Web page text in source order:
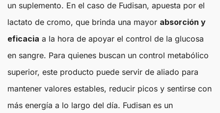
un suplemento. En el caso de Fudisan, apuesta por el
lactato de cromo, que brinda una mayor absorción y
eficacia a la hora de apoyar el control de la glucosa
en sangre. Para quienes buscan un control metabólico
superior, este producto puede servir de aliado para
mantener valores estables, reducir picos y sentirse con
más energía a lo largo del día. Fudisan es un